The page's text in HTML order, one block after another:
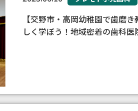
【交野市・高岡幼稚園で歯磨
しく学ぼう！地域密着の歯科